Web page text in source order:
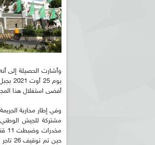
وأشارت الحصيلة إلى
يوم
أفضى استغلال هذا المجرم
وفي إطار محاربة